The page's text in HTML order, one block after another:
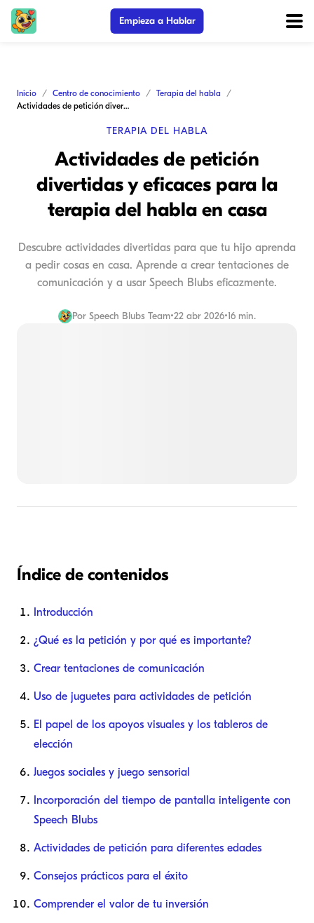
Empieza a Hablar
Inicio Centro de conocimiento
Terapia del habla
Actividades de petición divertidas y eficaces para la terapia del habla en casa
TERAPIA DEL HABLA
Actividades de petición
divertidas y eficaces para la
terapia del habla en casa
Descubre actividades divertidas para que tu hijo aprenda
a pedir cosas en casa. Aprende a crear tentaciones de
comunicación y a usar Speech Blubs eficazmente.
Por Speech Blubs Team•22 abr 2026•16 min.
Índice de contenidos
Introducción
¿Qué es la petición y por qué es importante?
Crear tentaciones de comunicación
Uso de juguetes para actividades de petición
El papel de los apoyos visuales y los tableros de
elección
Juegos sociales y juego sensorial
Incorporación del tiempo de pantalla inteligente con
Speech Blubs
Actividades de petición para diferentes edades
Consejos prácticos para el éxito
Comprender el valor de tu inversión